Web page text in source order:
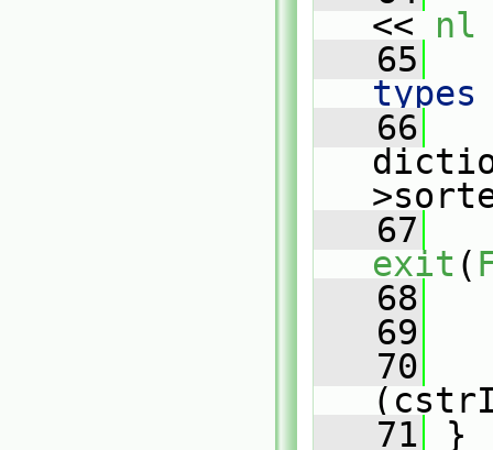
<< nl
   65
   66
   67
exit (
   68
   69
   70
   71
}